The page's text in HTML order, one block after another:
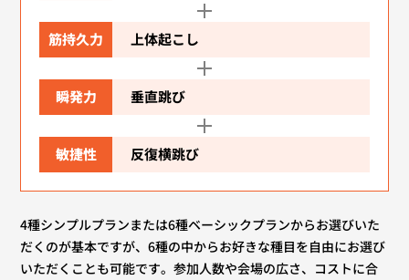
筋持久力 上体起こし
瞬発力 垂直跳び
敏捷性 反復横跳び
4種シンプルプランまたは6種ベーシックプランからお選びいた
だくのが基本ですが、6種の中からお好きな種目を自由にお選び
いただくことも可能です。参加人数や会場の広さ、コストに合